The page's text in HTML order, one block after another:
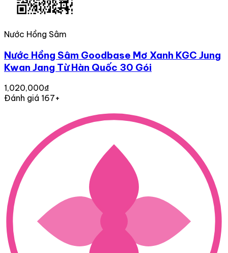
Nước Hồng Sâm
Nước Hồng Sâm Goodbase Mơ Xanh KGC Jung
Kwan Jang Từ Hàn Quốc 30 Gói
1,020,000₫
Đánh giá 167+